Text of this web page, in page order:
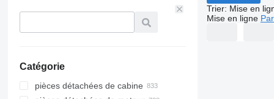
Catégorie
pièces détachées de cabine
Trier: Mise en
Mise en ligne